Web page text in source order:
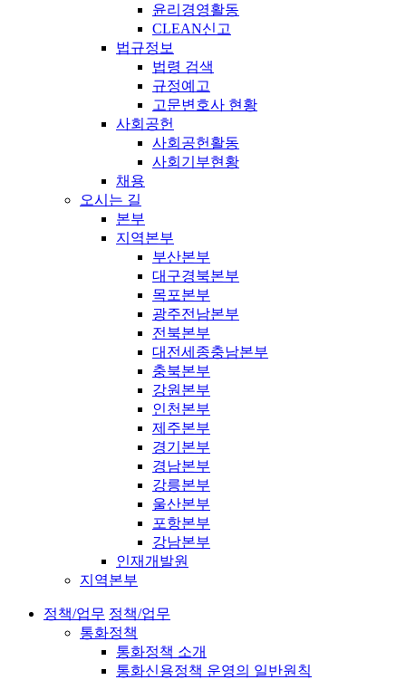
윤리경영활동
CLEAN신고
법규정보
법령 검색
규정예고
고문변호사 현황
사회공헌
사회공헌활동
사회기부현황
채용
오시는 길
본부
지역본부
부산본부
대구경북본부
목포본부
광주전남본부
전북본부
대전세종충남본부
충북본부
강원본부
인천본부
제주본부
경기본부
경남본부
강릉본부
울산본부
포항본부
강남본부
인재개발원
지역본부
정책/업무 정책/업무
통화정책
통화정책 소개
통화신용정책 운영의 일반원칙